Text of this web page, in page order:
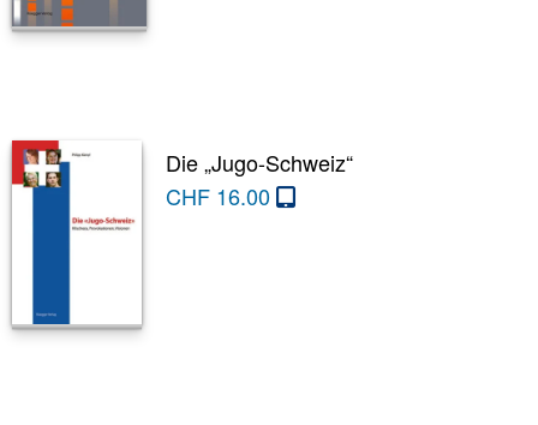
Die „Jugo-Schweiz“
CHF16.00